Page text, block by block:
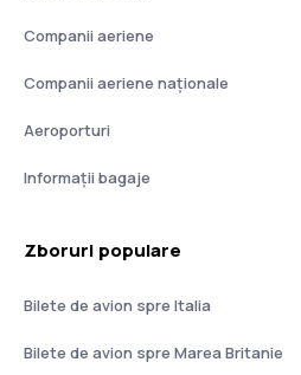
Companii aeriene
Companii aeriene naţionale
Aeroporturi
Informații bagaje
Zboruri populare
Bilete de avion spre Italia
Bilete de avion spre Marea Britanie